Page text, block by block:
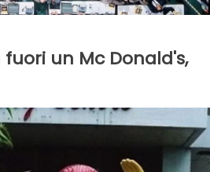
fuori un Mc Donald's,